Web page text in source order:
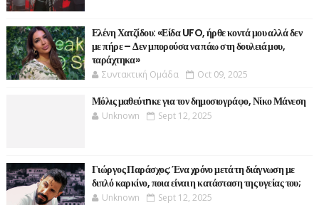
Ελένη Χατζίδου: «Είδα UFO, ήρθε κοντά μου αλλά δεν
με πήρε – Δεν μπορούσα να πάω στη δουλειά μου,
ταράχτηκα»
Συντακτική Ομάδα Oct 09, 2025
Μόλις μαθεύτnκε για τον δημοσιογράφο, Νίκο Μάνεση
Unknown Sept 12, 2025
Γιώργος Παράσχος: Ένα χρόνο μετά τη διάγνωση με
διπλό καρκίνο, ποια είναι η κατάσταση της υγείας του;
Unknown Sept 12, 2025